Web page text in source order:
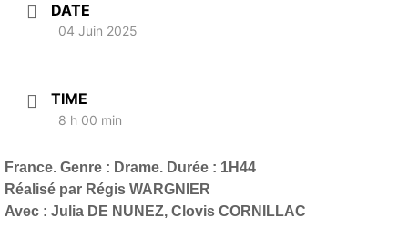
DATE
04 Juin 2025
TIME
8 h 00 min
France. Genre : Drame. Durée : 1H44
Réalisé par Régis WARGNIER
Avec : Julia DE NUNEZ, Clovis CORNILLAC